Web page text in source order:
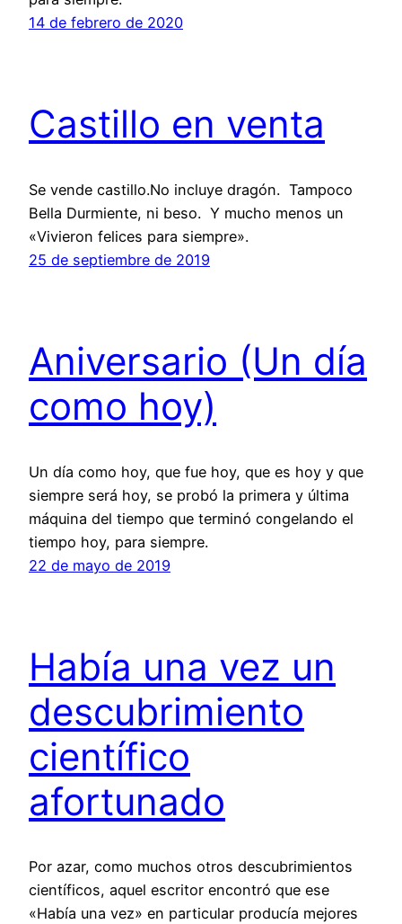
14 de febrero de 2020
Castillo en venta
Se vende castillo.No incluye dragón. Tampoco
Bella Durmiente, ni beso. Y mucho menos un
«Vivieron felices para siempre».
25 de septiembre de 2019
Aniversario (Un día
como hoy)
Un día como hoy, que fue hoy, que es hoy y que
siempre será hoy, se probó la primera y última
máquina del tiempo que terminó congelando el
tiempo hoy, para siempre.
22 de mayo de 2019
Había una vez un
descubrimiento
científico
afortunado
Por azar, como muchos otros descubrimientos
científicos, aquel escritor encontró que ese
«Había una vez» en particular producía mejores